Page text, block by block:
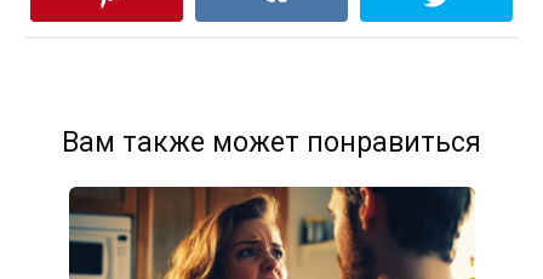
Вам также может понравиться